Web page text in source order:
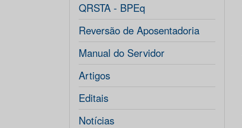
QRSTA - BPEq
Reversão de Aposentadoria
Manual do Servidor
Artigos
Editais
Notícias